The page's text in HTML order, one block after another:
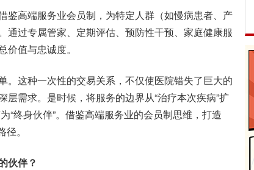
鉴高端服务业会员制，为特定人群（如慢病患者、产
通过专属管家、定期评估、预防性干预、家庭健康服
值与忠诚度。
这种一次性的交易关系，不仅使医院错失了巨大的
需求。是时候，将服务的边界从“治疗本次疾病”扩
“终身伙伴”。借鉴高端服务业的会员制思维，打造
。
伙伴？